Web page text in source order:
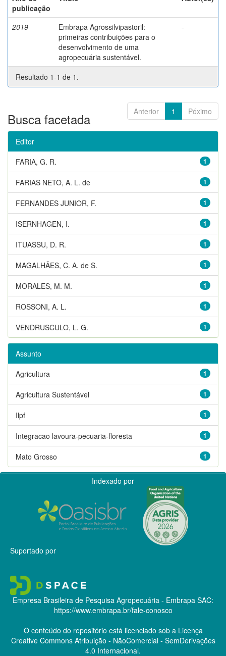
publicação
2019
Embrapa Agrossilvipastoril:
primeiras contribuições para o
desenvolvimento de uma
agropecuária sustentável.
-
Resultado 1-1 de 1.
Anterior 1 Póximo
Busca facetada
Editor
1
FARIA, G. R.
1
FARIAS NETO, A. L. de
1
FERNANDES JUNIOR, F.
1
ISERNHAGEN, I.
1
ITUASSU, D. R.
1
MAGALHÃES, C. A. de S.
1
MORALES, M. M.
1
ROSSONI, A. L.
1
VENDRUSCULO, L. G.
Assunto
1
Agricultura
1
Agricultura Sustentável
1
Ilpf
1
Integracao lavoura-pecuaria-floresta
1
Mato Grosso
Indexado por
Suportado por
Empresa Brasileira de Pesquisa Agropecuária - Embrapa SAC:
https://www.embrapa.br/fale-conosco
O conteúdo do repositório está licenciado sob a Licença
Creative CommonsAtribuição - NãoComercial - SemDerivações
4.0 Internacional.